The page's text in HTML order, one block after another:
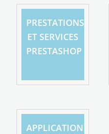
PRESTATIONS
ET SERVICES
PRESTASHOP
APPLICATION